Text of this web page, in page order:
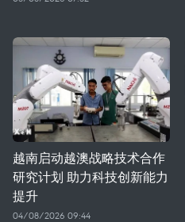
越南启动越澳战略技术合作
研究计划 助力科技创新能力
提升
04/08/2026 09:44